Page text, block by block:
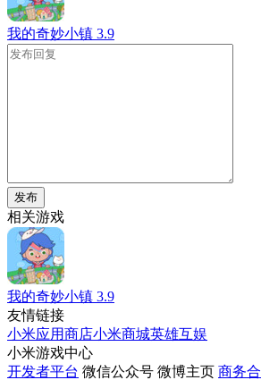
我的奇妙小镇 3.9
发布
相关游戏
我的奇妙小镇 3.9
友情链接
小米应用商店小米商城英雄互娱
小米游戏中心
开发者平台 微信公众号 微博主页 商务